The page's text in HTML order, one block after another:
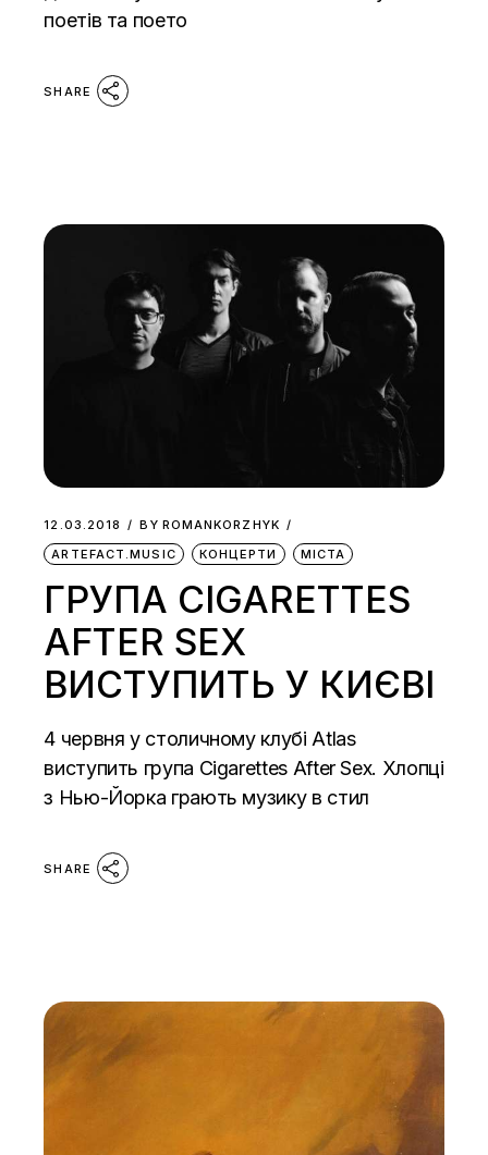
поетів та поето
SHARE
12.03.2018 BY ROMANKORZHYK
ARTEFACT.MUSIC
КОНЦЕРТИ МІСТА
ГРУПА CIGARETTES
AFTER SEX
ВИСТУПИТЬ У КИЄВІ
4 червня у столичному клубі Atlas
виступить група Cigarettes After Sex. Хлопці
з Нью-Йорка грають музику в стил
SHARE